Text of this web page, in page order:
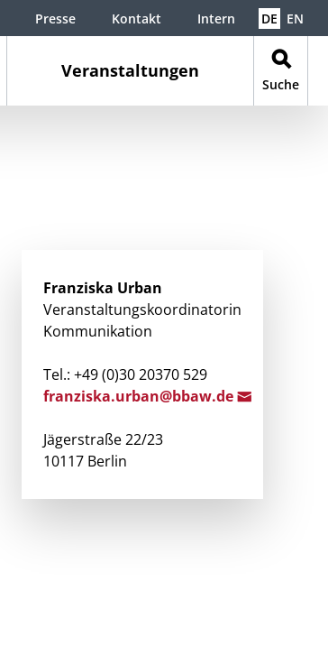
Veranstaltungen
Suche
Presse Kontakt Intern DE EN
Franziska Urban
Veranstaltungskoordinatorin
Kommunikation
Tel.: +49 (0)30 20370 529
franziska.urban@bbaw.de
Jägerstraße 22/23
10117 Berlin